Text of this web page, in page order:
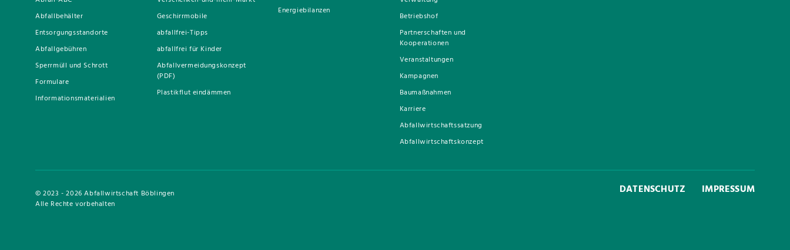
Abfallbehälter
Entsorgungsstandorte
Abfallgebühren
Sperrmüll und Schrott
Formulare
Informationsmaterialien
Geschirrmobile
abfallfrei-Tipps
abfallfrei für Kinder
Abfallvermeidungskonzept
(PDF)
Plastikflut eindämmen
Energiebilanzen
Betriebshof
Partnerschaften und
Kooperationen
Veranstaltungen
Kampagnen
Baumaßnahmen
Karriere
Abfallwirtschaftssatzung
Abfallwirtschaftskonzept
© 2023 - 2026 Abfallwirtschaft Böblingen
Alle Rechte vorbehalten
DATENSCHUTZ IMPRESSUM